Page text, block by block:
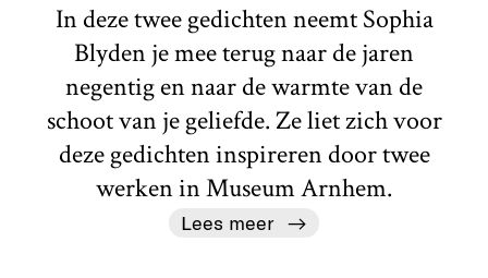
In deze twee gedichten neemt Sophia
Blyden je mee terug naar de jaren
negentig en naar de warmte van de
schoot van je geliefde. Ze liet zich voor
deze gedichten inspireren door twee
werken in Museum Arnhem.
Lees meer